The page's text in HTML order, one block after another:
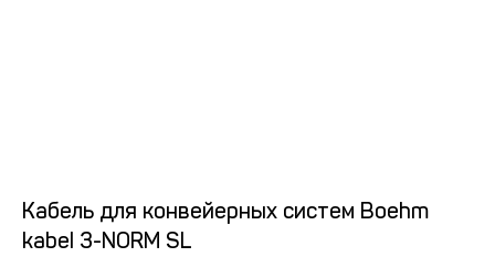
Кабель для конвейерных систем Boehm
kabel 3-NORM SL